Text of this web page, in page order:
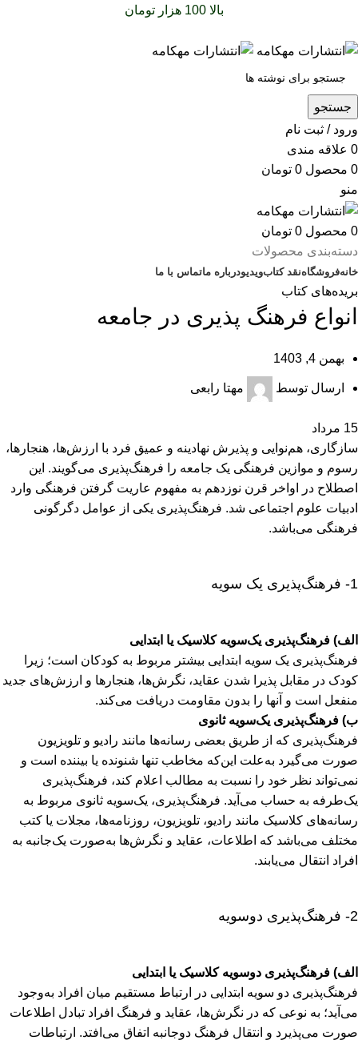
بالا 100 هزار تومان
جستجو
ورود / ثبت نام
0 علاقه مندی
0 محصول 0 تومان
منو
0 محصول 0 تومان
دسته‌بندی محصولات
خانهفروشگاهنقد کتابویدیودرباره‌ ماتماس با ما
بریده‌های کتاب
انواع فرهنگ‌ پذیری در جامعه
بهمن 4, 1403
ارسال توسط مهتا رابعی
15 مرداد
سازگاری، هم‌نوایی و پذیرش نهادینه و عمیق فرد با ارزش‌ها، هنجارها،
رسوم و موازین فرهنگی یک جامعه را فرهنگ‌پذیری می‌گویند. این
اصطلاح در اواخر قرن نوزدهم به مفهوم عاریت گرفتن فرهنگی وارد
ادبیات علوم اجتماعی شد. فرهنگ‌پذیری یکی از عوامل دگرگونی
فرهنگی می‌باشد.
1- فرهنگ‌پذیری یک سویه
الف) فرهنگ‌پذیری یک‌سویه کلاسیک یا ابتدایی
فرهنگ‌پذیری یک سویه ابتدایی بیشتر مربوط به کودکان است؛ زیرا
کودک در مقابل پذیرا شدن عقاید، نگرش‌ها، هنجارها و ارزش‌های جدید
منفعل است و آنها را بدون مقاومت دریافت می‌کند.
ب) فرهنگ‌پذیری یک‌سویه ثانوی
فرهنگ‌پذیری که از طریق بعضی رسانه‌ها مانند رادیو و تلویزیون
صورت می‌گیرد به‌علت این‌که مخاطب تنها شنونده یا بیننده است و
نمی‌تواند نظر خود را نسبت به مطالب اعلام کند، فرهنگ‌پذیری
یک‌طرفه به حساب می‌آید. فرهنگ‌پذیری، یک‌سویه ثانوی مربوط به
رسانه‌های کلاسیک مانند رادیو، تلویزیون، روزنامه‌ها، مجلات یا کتب
مختلف می‌باشد که اطلاعات، عقاید و نگرش‌ها به‌صورت یک‌جانبه به
افراد انتقال می‌یابند.
2- فرهنگ‌پذیری دوسویه
الف) فرهنگ‌پذیری دوسویه کلاسیک یا ابتدایی
فرهنگ‌پذیری دو سویه ابتدایی در ارتباط مستقیم میان افراد به‌وجود
می‌آید؛ به نوعی که در نگرش‌ها، عقاید و فرهنگ افراد تبادل اطلاعات
صورت می‌پذیرد و انتقال فرهنگ دوجانبه اتفاق می‌افتد. ارتباطات